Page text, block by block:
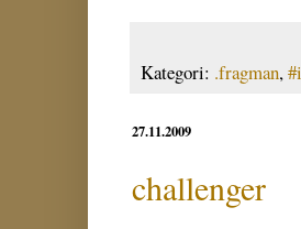
Kategori: .fragman,
27.11.2009
challenger